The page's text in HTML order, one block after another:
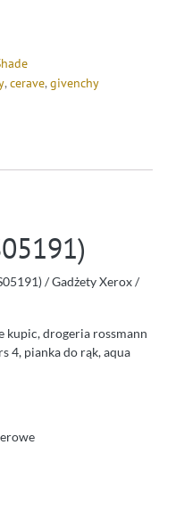
, cerave, givenchy
/ Gadżety Xerox /
kupic, drogeria rossmann
4, pianka do rąk, aqua